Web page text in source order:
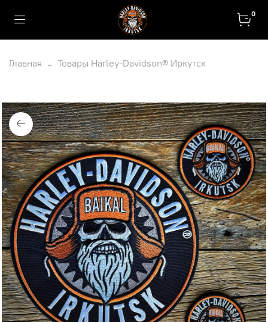
0
Главная Товары Harley-Davidson® Иркутск